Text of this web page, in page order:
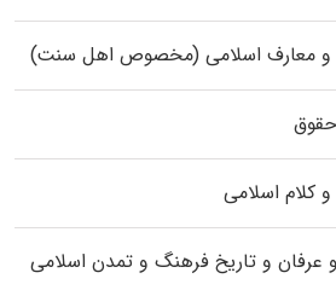
و معارف اسلامی (مخصوص اهل سنت)
کلام اسلامی
عرفان و تاریخ فرهنگ و تمدن اسلامی